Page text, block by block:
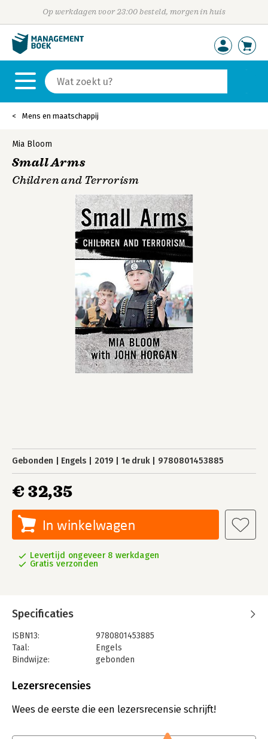
Op werkdagen voor 23:00 besteld, morgen in huis
Mens en maatschappij
Mia Bloom
Small Arms
Children and Terrorism
Gebonden Engels 2019 1e druk 9780801453885
€ 32,35
In winkelwagen
Levertijd ongeveer 8 werkdagen
Gratis verzonden
Specificaties
ISBN13:
9780801453885
Taal:
Engels
Bindwijze:
gebonden
Druk:
Lezersrecensies
Wees de eerste die een lezersrecensie schrijft!